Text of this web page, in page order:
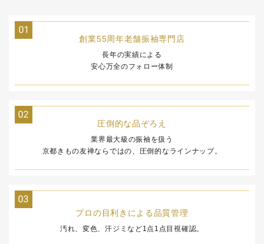
創業55周年老舗振袖専門店
長年の実績による
安心万全のフォロー体制
圧倒的な品ぞろえ
業界最大級の振袖を扱う
京都きもの友禅ならではの、 圧倒的なラインナップ。
プロの目利きによる品質管理
汚れ、変色、汗ジミなど1点1点目視確認。